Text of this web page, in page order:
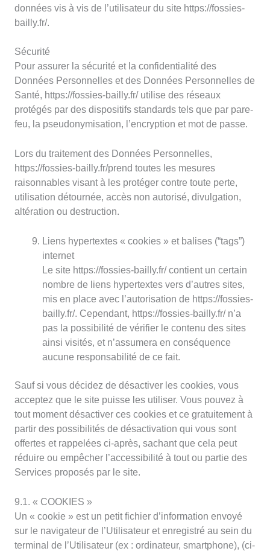
données vis à vis de l’utilisateur du site https://fossies-
bailly.fr/.
Sécurité
Pour assurer la sécurité et la confidentialité des
Données Personnelles et des Données Personnelles de
Santé, https://fossies-bailly.fr/ utilise des réseaux
protégés par des dispositifs standards tels que par pare-
feu, la pseudonymisation, l’encryption et mot de passe.
Lors du traitement des Données Personnelles,
https://fossies-bailly.fr/prend toutes les mesures
raisonnables visant à les protéger contre toute perte,
utilisation détournée, accès non autorisé, divulgation,
altération ou destruction.
Liens hypertextes « cookies » et balises (“tags”)
internet
Le site https://fossies-bailly.fr/ contient un certain
nombre de liens hypertextes vers d’autres sites,
mis en place avec l’autorisation de https://fossies-
bailly.fr/. Cependant, https://fossies-bailly.fr/ n’a
pas la possibilité de vérifier le contenu des sites
ainsi visités, et n’assumera en conséquence
aucune responsabilité de ce fait.
Sauf si vous décidez de désactiver les cookies, vous
acceptez que le site puisse les utiliser. Vous pouvez à
tout moment désactiver ces cookies et ce gratuitement à
partir des possibilités de désactivation qui vous sont
offertes et rappelées ci-après, sachant que cela peut
réduire ou empêcher l’accessibilité à tout ou partie des
Services proposés par le site.
9.1. « COOKIES »
Un « cookie » est un petit fichier d’information envoyé
sur le navigateur de l’Utilisateur et enregistré au sein du
terminal de l’Utilisateur (ex : ordinateur, smartphone), (ci-